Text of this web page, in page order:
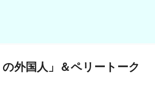
外国人」＆ペリートーク